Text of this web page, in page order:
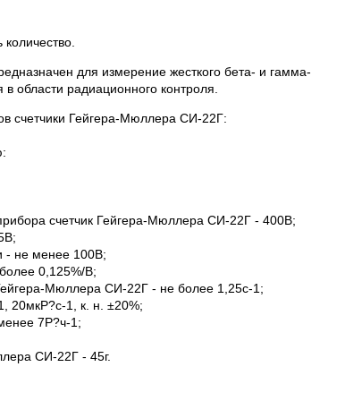
для измерение жесткого бета- и гамма-
области радиационного контроля.
счетчики Гейгера-Мюллера СИ-22Г:
счетчик Гейгера-Мюллера СИ-22Г - 400В;
- не менее 100В;
0,125%/В;
Мюллера СИ-22Г - не более 1,25с-1;
20мкР?с-1, к. н. ±20%;
7Р?ч-1;
СИ-22Г - 45г.